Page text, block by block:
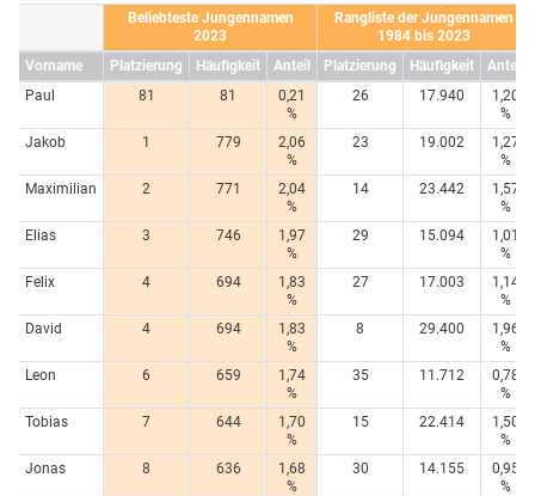
Beliebteste Jungennamen
2023
Rangliste der Jungennamen
1984 bis 2023
Vorname
Platzierung Häufigkeit Anteil Platzierung Häufigkeit
Anteil
Paul
81 81
0,21
%
26 17.940
1,20
%
Jakob
1 779
2,06
%
23 19.002
1,27
%
Maximilian
2 771
2,04
%
14 23.442
1,57
%
Elias
3 746
1,97
%
29 15.094
1,01
%
Felix
4 694
1,83
%
27 17.003
1,14
%
David
4 694
1,83
%
8 29.400
1,96
%
Leon
6 659
1,74
%
35 11.712
0,78
%
Tobias
7 644
1,70
%
15 22.414
1,50
%
Jonas
8 636
1,68
%
30 14.155
0,95
%